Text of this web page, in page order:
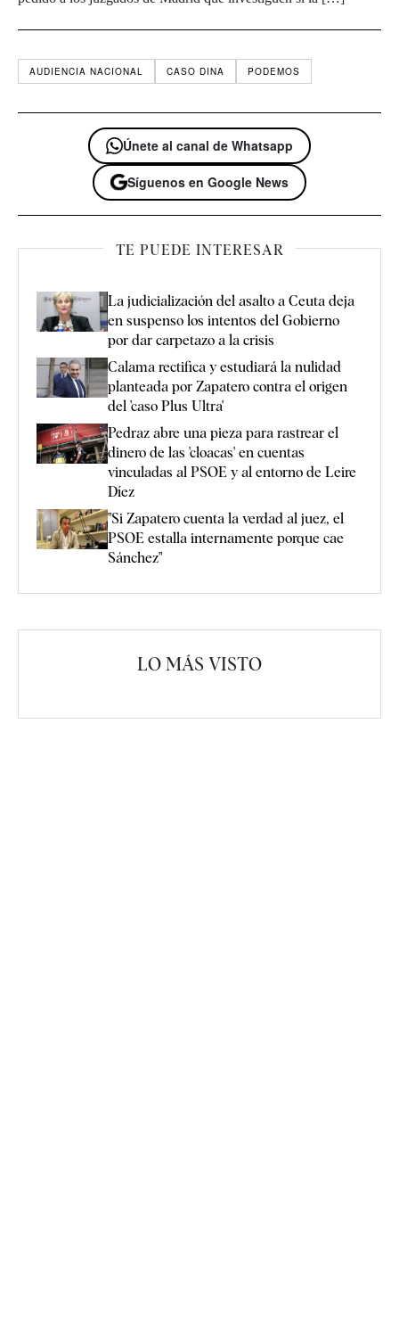
AUDIENCIA NACIONAL CASO DINA PODEMOS
Únete al canal de Whatsapp
Síguenos en Google News
TE PUEDE INTERESAR
La judicialización del asalto a Ceuta deja
en suspenso los intentos del Gobierno
por dar carpetazo a la crisis
Calama rectifica y estudiará la nulidad
planteada por Zapatero contra el origen
del 'caso Plus Ultra'
Pedraz abre una pieza para rastrear el
dinero de las 'cloacas' en cuentas
vinculadas al PSOE y al entorno de Leire
Díez
"Si Zapatero cuenta la verdad al juez, el
PSOE estalla internamente porque cae
Sánchez"
LO MÁS VISTO